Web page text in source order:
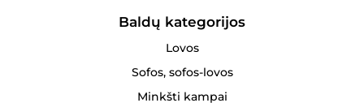
Baldų kategorijos
Lovos
Sofos, sofos-lovos
Minkšti kampai